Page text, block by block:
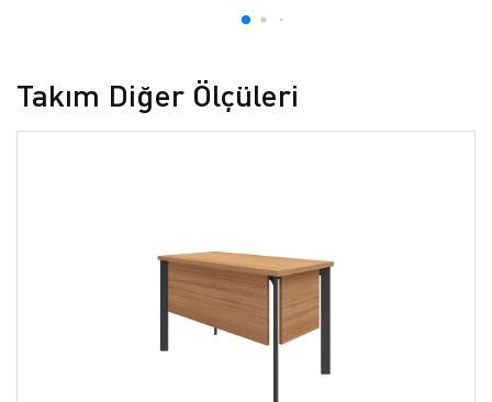
Takım Diğer Ölçüleri